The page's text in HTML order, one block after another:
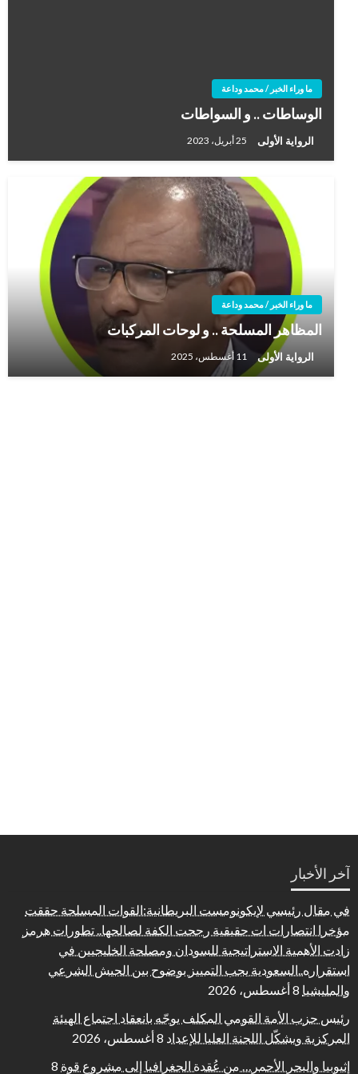
ما وراء الخبر / محمد وداعة
الوساطات .. و السواطات
الرواية الأولى 25 أبريل، 2023
ما وراء الخبر / محمد وداعة
المظاهر المسلحة .. و لوحات المركبات
الرواية الأولى 11 أغسطس، 2025
آخر الأخبار
في مقال رئيسي لإيكونومست البريطانية:القوات المسلحة حققت
مؤخرا انتصارات ات حقيقية رجحت الكفة لصالحها.. تطورات هرمز
زادت الأهمية الاستراتيجية للسودان ومصلحة الخليجيين في
استقراره..السعودية يجب التمييز بوضوح بين الجيش الشرعي
والمليشيا 8 أغسطس، 2026
رئيس حزب الأمة القومي المكلف يوجّه بانعقاد اجتماع الهيئة
المركزية ويشكّل اللجنة العليا للإعداد 8 أغسطس، 2026
إثيوبيا والبحر الأحمر… من عُقدة الجغرافيا إلى مشروع قوة 8